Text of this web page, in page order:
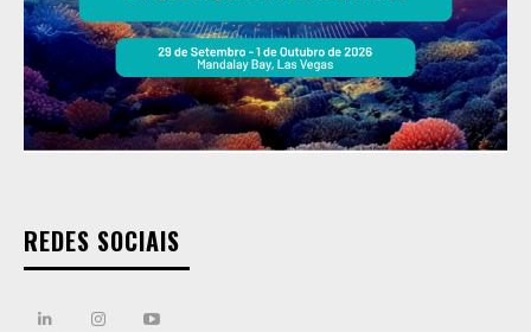
REDES SOCIAIS